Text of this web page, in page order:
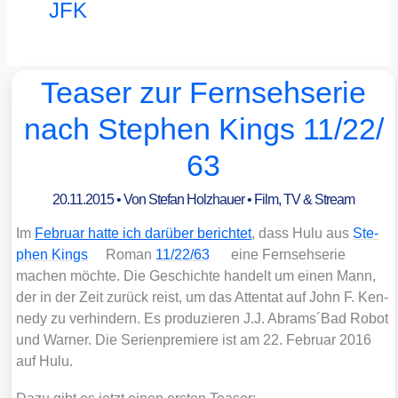
JFK
Teaser zur Fernsehserie
nach Stephen Kings 11/​22/​
63
20.11.2015• Von Stefan Holzhauer• Film, TV & Stream
Im Febru­ar hat­te ich dar­über berich­tet, dass Hulu aus Ste­
phen Kings
Roman 11/​22/​63
eine Fern­seh­se­rie
machen möch­te. Die Geschich­te han­delt um einen Mann,
der in der Zeit zurück reist, um das Atten­tat auf John F. Ken­
ne­dy zu ver­hin­dern. Es pro­du­zie­ren J.J. Abrams´Bad Robot
und War­ner. Die Seri­en­pre­mie­re ist am 22. Febru­ar 2016
auf Hulu.